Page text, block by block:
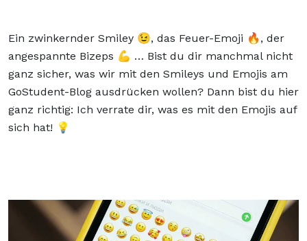
Ein zwinkernder Smiley 😉, das Feuer-Emoji 🔥, der
angespannte Bizeps 💪 … Bist du dir manchmal nicht
ganz sicher, was wir mit den Smileys und Emojis am
GoStudent-Blog ausdrücken wollen? Dann bist du hier
ganz richtig: Ich verrate dir, was es mit den Emojis auf
sich hat! 💡